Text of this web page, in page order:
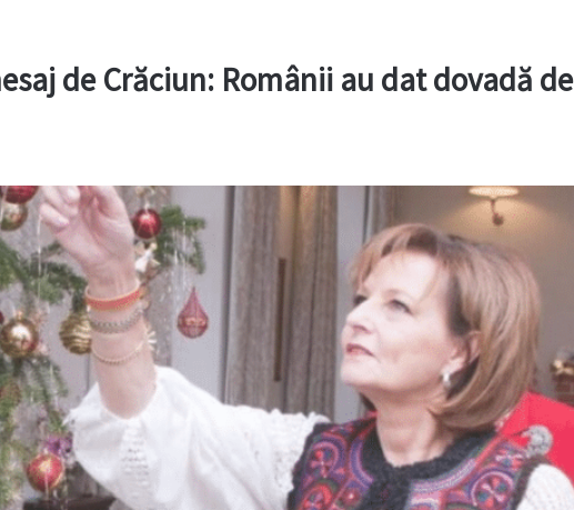
de Crăciun: Românii au dat dovadă de